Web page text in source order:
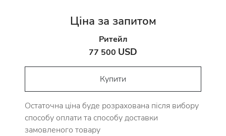
Ціна за запитом
Ритейл
77 500 USD
Купити
Остаточна ціна буде розрахована після вибору
способу оплати та способу доставки
замовленого товару